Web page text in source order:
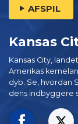
AFSPIL
Kansas
Kansas City,
Amerikas
dyb. Se, hvordan
dens indbyggere